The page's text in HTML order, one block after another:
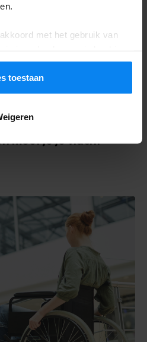
met het gebruik van
aanpassen. Bekijk voor alle
. toestaan
moet je je vlucht